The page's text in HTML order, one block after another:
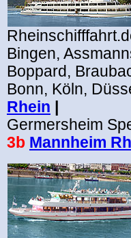
Bingen,
Boppard,
Bonn, Köln,
Rhein
Germersheim
3b Mannheim